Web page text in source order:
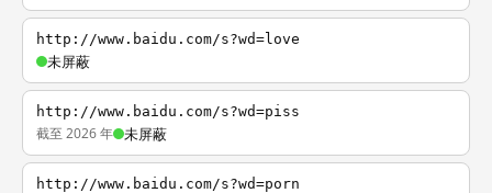
http://www.baidu.com/s?wd=love
未屏蔽
http://www.baidu.com/s?wd=piss
截至 2026 年 未屏蔽
http://www.baidu.com/s?wd=porn